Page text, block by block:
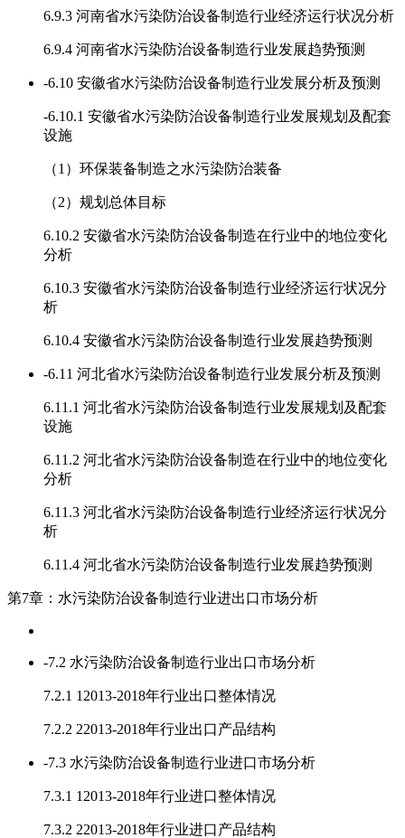
6.9.3 河南省水污染防治设备制造行业经济运行状况分析
6.9.4 河南省水污染防治设备制造行业发展趋势预测
-6.10 安徽省水污染防治设备制造行业发展分析及预测
-6.10.1 安徽省水污染防治设备制造行业发展规划及配套
设施
（1）环保装备制造之水污染防治装备
（2）规划总体目标
6.10.2 安徽省水污染防治设备制造在行业中的地位变化
分析
6.10.3 安徽省水污染防治设备制造行业经济运行状况分
析
6.10.4 安徽省水污染防治设备制造行业发展趋势预测
-6.11 河北省水污染防治设备制造行业发展分析及预测
6.11.1 河北省水污染防治设备制造行业发展规划及配套
设施
6.11.2 河北省水污染防治设备制造在行业中的地位变化
分析
6.11.3 河北省水污染防治设备制造行业经济运行状况分
析
6.11.4 河北省水污染防治设备制造行业发展趋势预测
第7章：水污染防治设备制造行业进出口市场分析
-7.2 水污染防治设备制造行业出口市场分析
7.2.1 12013-2018年行业出口整体情况
7.2.2 22013-2018年行业出口产品结构
-7.3 水污染防治设备制造行业进口市场分析
7.3.1 12013-2018年行业进口整体情况
7.3.2 22013-2018年行业进口产品结构